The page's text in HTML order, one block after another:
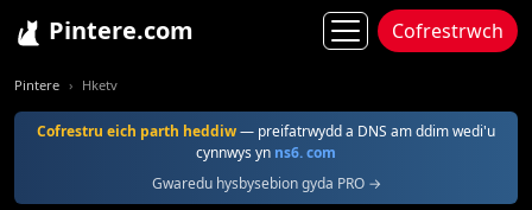
Pintere.com Cofrestrwch
Pintere Hketv
Cofrestru eich parth heddiw— preifatrwydd a DNS am ddim wedi'u
cynnwys yn ns6. com
Gwaredu hysbysebion gyda PRO →